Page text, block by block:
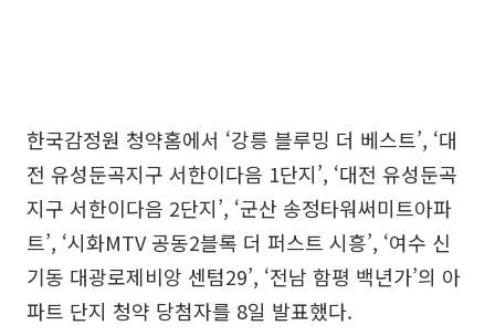
한국감정원 청약홈에서 ‘강릉 블루밍 더 베스트’, ‘대
전 유성둔곡지구 서한이다음 1단지’, ‘대전 유성둔곡
지구 서한이다음 2단지’, ‘군산 송정타워써미트아파
트’, ‘시화MTV 공동2블록 더 퍼스트 시흥’, ‘여수 신
기동 대광로제비앙 센텀29’, ‘전남 함평 백년가’의 아
파트 단지 청약 당첨자를 8일 발표했다.